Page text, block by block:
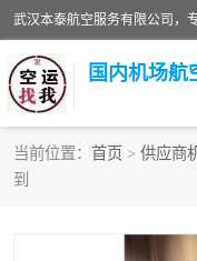
国内机场航
当前位置： 首页 > 供应商
到